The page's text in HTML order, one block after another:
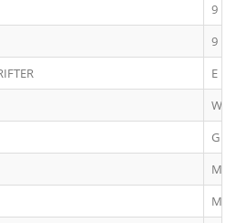
9
9
E
G
M
M